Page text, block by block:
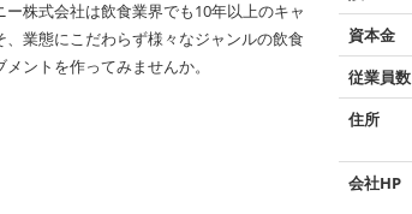
株式会社は飲食業界でも10年以上のキャ
業態にこだわらず様々なジャンルの飲食
ントを作ってみませんか。
資本金
従業員数
住所
会社HP